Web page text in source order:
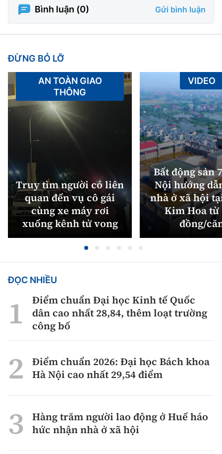
Bình luận (0) Gửi bình luận
ĐỪNG BỎ LỠ
Truy tìm người có liên
quan đến vụ cô gái
cùng xe máy rơi
xuống kênh tử vong
AN TOÀN GIAO
THÔNG
Bất động sản
Nội hướng
nhà ở xã hội
Kim Hoa từ
đồng/
VIDEO
ĐỌC NHIỀU
Điểm chuẩn Đại học Kinh tế Quốc
dân cao nhất 28,84, thêm loạt trường
công bố
Điểm chuẩn 2026: Đại học Bách khoa
Hà Nội cao nhất 29,54 điểm
Hàng trăm người lao động ở Huế háo
hức nhận nhà ở xã hội